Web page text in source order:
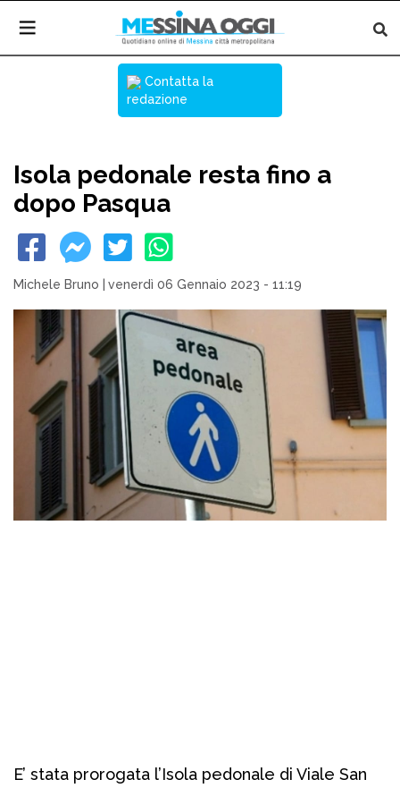
Contatta la
redazione
Isola pedonale resta fino a
dopo Pasqua
Michele Bruno venerdì 06 Gennaio 2023 - 11:19
E’ stata prorogata l’Isola pedonale di Viale San